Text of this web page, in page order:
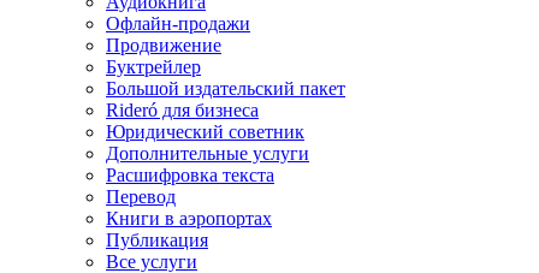
Офлайн-продажи
Продвижение
Буктрейлер
Большой издательский пакет
Rideró для бизнеса
Юридический советник
Дополнительные услуги
Расшифровка текста
Перевод
Книги в аэропортах
Публикация
Все услуги